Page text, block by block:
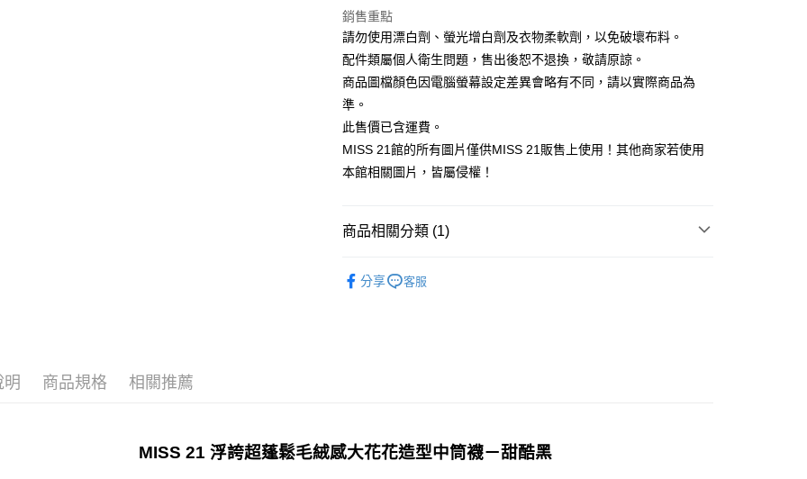
匯豐（台灣）商業銀行
聯邦商業銀行
遠東國際商業銀行
玉山商業銀行
星展（台灣）商業銀行
台新國際商業銀行
中國信託商業銀行
臺灣中小企業銀行
匯豐（台灣）商業銀行
華泰商業銀行
聯邦商業銀行
遠東國際商業銀行
元大商業銀行
永豐商業銀行
台灣樂天信用卡公司
上海商業儲蓄銀行
國泰世華商業銀行
臺灣中小企業銀行
台中商業銀行
匯豐（台灣）商業銀行
華泰商業銀行
聯邦商業銀行
遠東國際商業銀行
玉山商業銀行
台灣樂天信用卡公司
Apple Pay
街口支付
悠遊付
Google Pay
ATM付款
宅配
銷售重點
請勿使用漂白劑、螢光增白劑及衣物柔軟劑，以免破壞布料。
配件類屬個人衛生問題，售出後恕不退換，敬請原諒。
商品圖檔顏色因電腦螢幕設定差異會略有不同，請以實際商品為
準。
此售價已含運費。
MISS 21館的所有圖片僅供MISS 21販售上使用！其他商家若使用
本館相關圖片，皆屬侵權！
商品相關分類 (1)
分享
客服
明 商品規格 相關推薦
MISS 21 浮誇超蓬鬆毛絨感大花花造型中筒襪－甜酷黑